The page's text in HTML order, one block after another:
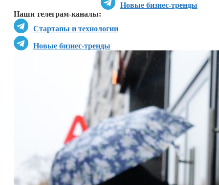
Новые бизнес-тренды
Наши телеграм-каналы:
Стартапы и технологии
Новые бизнес-тренды